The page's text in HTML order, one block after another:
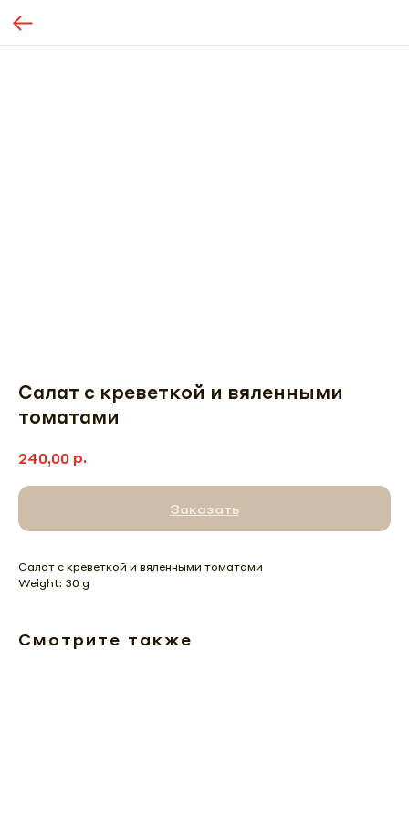
Салат с креветкой и вяленными
томатами
240,00 р.
Заказать
Салат с креветкой и вяленными томатами
Weight: 30 g
Смотрите также